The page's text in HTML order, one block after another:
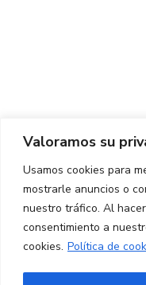
Valoramos su
Usamos cookies para
mostrarle anuncios o
nuestro tráfico. Al
consentimiento a
cookies. Política de
Ed.